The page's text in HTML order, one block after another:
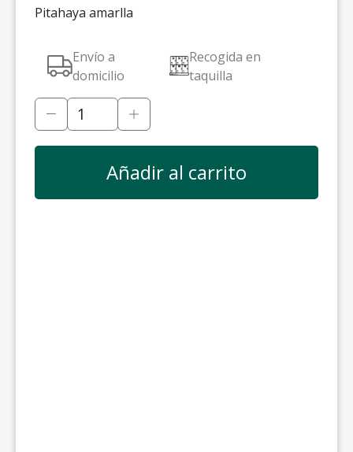
Pitahaya amarlla
Envío a
domicilio
Recogida en
taquilla
Añadir al carrito